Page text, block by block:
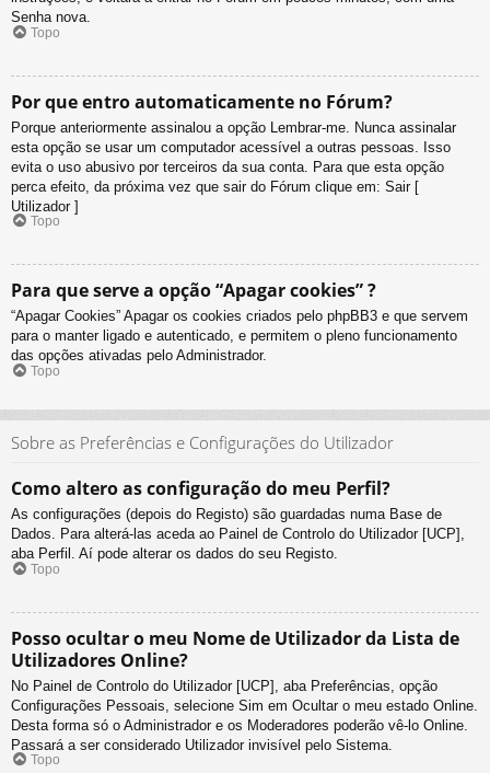
Senha nova.
Topo
Por que entro automaticamente no Fórum?
Porque anteriormente assinalou a opção Lembrar-me. Nunca assinalar
esta opção se usar um computador acessível a outras pessoas. Isso
evita o uso abusivo por terceiros da sua conta. Para que esta opção
perca efeito, da próxima vez que sair do Fórum clique em: Sair [
Utilizador ]
Topo
Para que serve a opção “Apagar cookies” ?
“Apagar Cookies” Apagar os cookies criados pelo phpBB3 e que servem
para o manter ligado e autenticado, e permitem o pleno funcionamento
das opções ativadas pelo Administrador.
Topo
Sobre as Preferências e Configurações do Utilizador
Como altero as configuração do meu Perfil?
As configurações (depois do Registo) são guardadas numa Base de
Dados. Para alterá-las aceda ao Painel de Controlo do Utilizador [UCP],
aba Perfil. Aí pode alterar os dados do seu Registo.
Topo
Posso ocultar o meu Nome de Utilizador da Lista de
Utilizadores Online?
No Painel de Controlo do Utilizador [UCP], aba Preferências, opção
Configurações Pessoais, selecione Sim em Ocultar o meu estado Online.
Desta forma só o Administrador e os Moderadores poderão vê-lo Online.
Passará a ser considerado Utilizador invisível pelo Sistema.
Topo